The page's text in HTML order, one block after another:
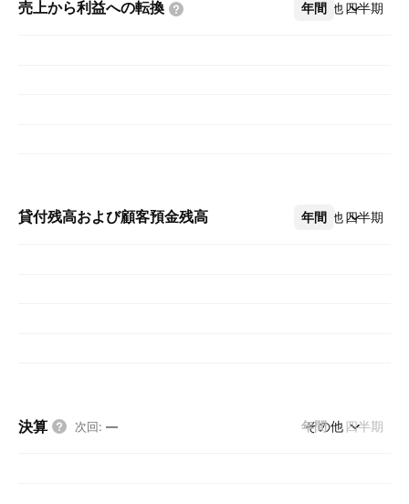
売上から利益への転換 年間 四半期
その他
貸付残高および顧客預金残高 年間 四半期
その他
決算 次回: — 年間 四半期
その他